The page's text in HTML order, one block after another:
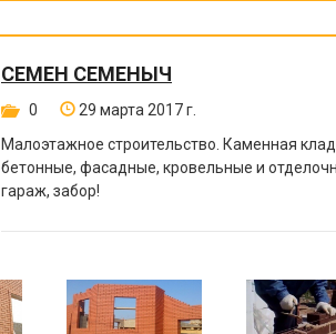
СЕМЕН СЕМЕНЫЧ
0
29 марта 2017 г.
Малоэтажное строительство. Каменная
бетонные, фасадные, кровельные и
гараж, забор!